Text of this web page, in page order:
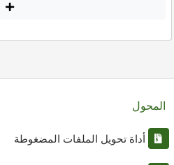
المحول
أداة تحويل الملفات المضغوطة